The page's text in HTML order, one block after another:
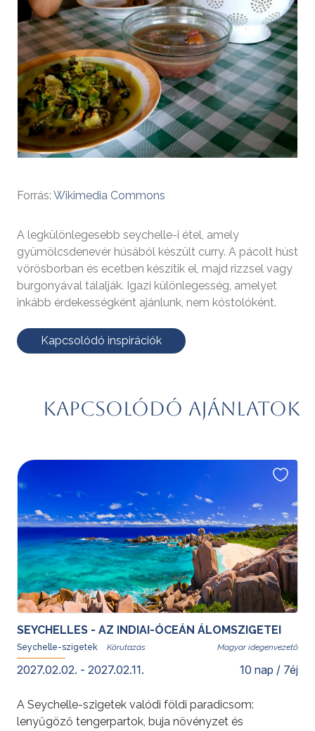
Forrás: Wikimedia Commons
A legkülönlegesebb seychelle-i étel, amely
gyümölcsdenevér húsából készült curry. A pácolt húst
vörösborban és ecetben készítik el, majd rizzsel vagy
burgonyával tálalják. Igazi különlegesség, amelyet
inkább érdekességként ajánlunk, nem kóstolóként.
Kapcsolódó inspirációk
Kapcsolódó ajánlatok
SEYCHELLES - AZ INDIAI-ÓCEÁN ÁLOMSZIGETEI
Seychelle-szigetek Magyar idegenvezető
2027.02.02. - 2027.02.11. 10 nap / 7éj
A Seychelle-szigetek valódi földi paradicsom:
lenyűgöző tengerpartok, buja növényzet és